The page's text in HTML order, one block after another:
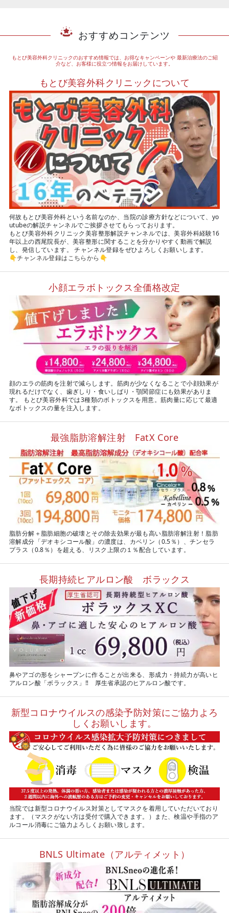
おすすめコンテンツ
もとび美容外科クリニックのおすすめ情報では、お得なキャンペーンや最新治療法のご紹
介など、お客様に役立つ情報をお届けしています。
もとび美容外科クリニックについて
何故もとび美容外科という名前なのか、当院の診療方針などについて、yo
utubeの解説チャンネルでご挨拶させてもらっております。
もとび美容外科クリニック美容整形解説チャンネルでは、美容外科経験16
年以上の西尾院長が、美容整形に関することを分かりやすく動画で解説
し、発信しています。 チャンネル登録をぜひよろしくお願いします。
👇チャンネル登録はこちらから 👇
小顔エラボトックス全価格改定
顔のエラの筋肉を注射で減らします。筋肉が少なくなることで小顔効果が
現れるだけでなく、歯ぎしり・食いしばり・顎関節症にも効果がありま
す。 もとび美容外科では3種類のボトックスを用意。筋肉量に応じて最適
なボトックスの量を注入します。
最強脂肪溶解注射 FatX Core
脂肪分解＋脂肪細胞の破壊とその除去効果が最も高い脂肪溶解注射！脂肪
溶解成分「デオキシコール酸」の濃度は、カベリン（0.5％）、チンセラ
プラス（0.8％）を超える、リスク上限の１％配合しています。
長期持続ヒアルロン酸 ボラックス
鼻やアゴの形をシャープンに作ることが出来る、形成力・持続力が高いヒ
アルロン酸「ボラックス」‼ 厚生省承認のヒアルロン酸です。
新型コロナウイルスの感染予防対策にご協力よろ
しくお願いします。
当院では新型コロナウイルス対策としてマスクを着用していただいており
ます。（マスクがない方は受付で購入できます。）また、検温や手指のア
ルコール消毒にご協力よろしくお願い致します。
BNLS Ultimate（アルティメット）